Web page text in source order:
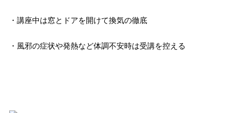
・講座中は窓とドアを開けて換気の徹底
・風邪の症状や発熱など体調不安時は受講を控える